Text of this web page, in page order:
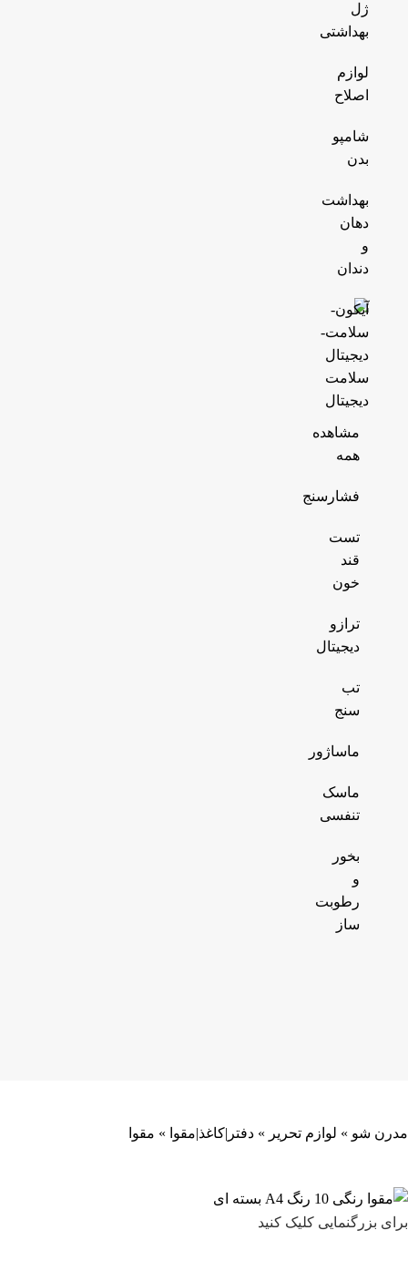
ژل
بهداشتی
لوازم
اصلاح
شامپو
بدن
بهداشت
دهان
و
دندان
سلامت
دیجیتال
مشاهده
همه
فشارسنج
تست
قند
خون
ترازو
دیجیتال
تب
سنج
ماساژور
ماسک
تنفسی
بخور
و
رطوبت
ساز
مدرن شو » لوازم تحریر » دفتر|کاغذ|مقوا » مقوا
برای بزرگنمایی کلیک کنید